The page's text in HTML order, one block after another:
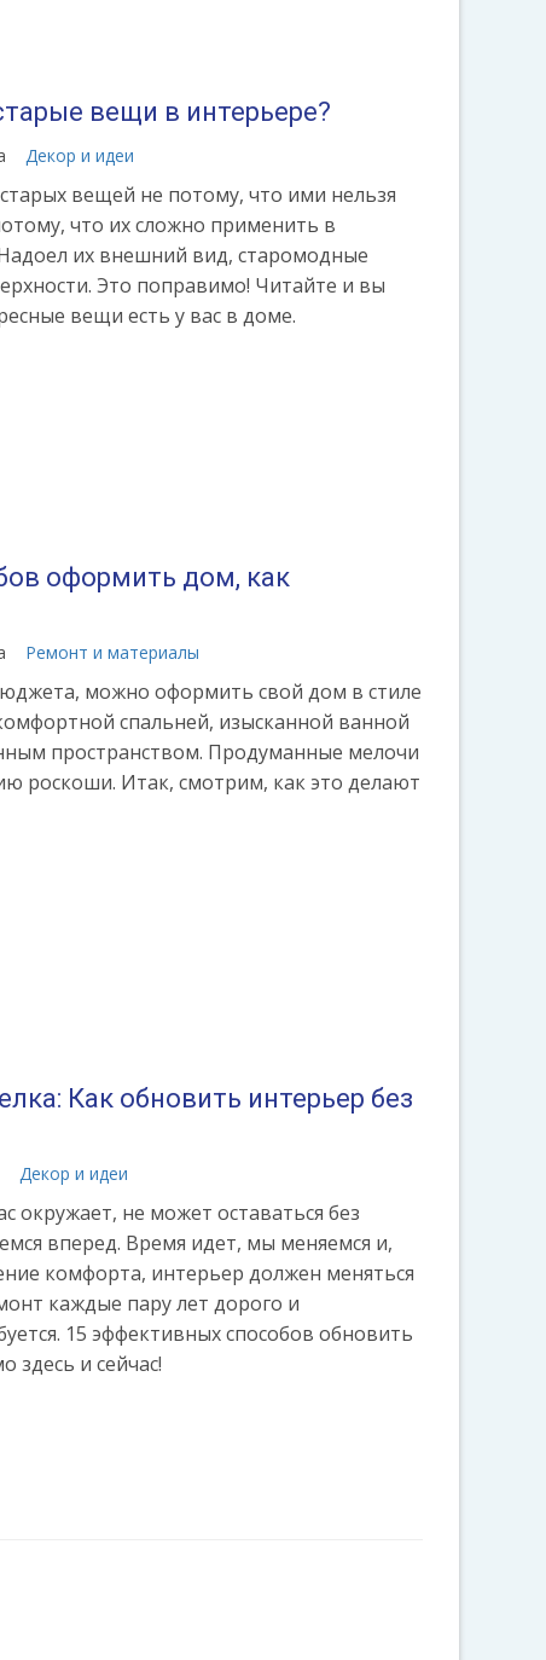
вещи в интерьере?
Декор и идеи
вещей не потому, что ими нельзя
что их сложно применить в
их внешний вид, старомодные
Это поправимо! Читайте и вы
вещи есть у вас в доме.
оформить дом, как
Ремонт и материалы
можно оформить свой дом в стиле
спальней, изысканной ванной
пространством. Продуманные мелочи
роскоши. Итак, смотрим, как это делают
Как обновить интерьер без
Декор и идеи
окружает, не может оставаться без
вперед. Время идет, мы меняемся и,
комфорта, интерьер должен меняться
каждые пару лет дорого и
15 эффективных способов обновить
здесь и сейчас!